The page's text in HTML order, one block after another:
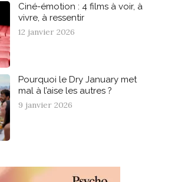
Ciné-émotion : 4 films à voir, à
vivre, à ressentir
12 janvier 2026
Pourquoi le Dry January met
mal à l’aise les autres ?
9 janvier 2026